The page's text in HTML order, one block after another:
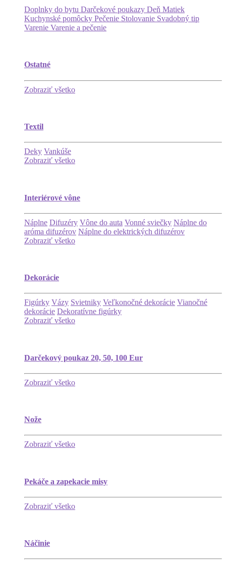
Doplnky do bytu Darčekové poukazy Deň Matiek
Kuchynské pomôcky Pečenie Stolovanie Svadobný tip
Varenie Varenie a pečenie
Ostatné
Zobraziť všetko
Textil
Deky Vankúše
Zobraziť všetko
Interiérové vône
Náplne Difuzéry Vône do auta Vonné sviečky Náplne do
aróma difuzérov Náplne do elektrických difuzérov
Zobraziť všetko
Dekorácie
Figúrky Vázy Svietniky Veľkonočné dekorácie Vianočné
dekorácie Dekoratívne figúrky
Zobraziť všetko
Darčekový poukaz 20, 50, 100 Eur
Zobraziť všetko
Nože
Zobraziť všetko
Pekáče a zapekacie misy
Zobraziť všetko
Náčinie